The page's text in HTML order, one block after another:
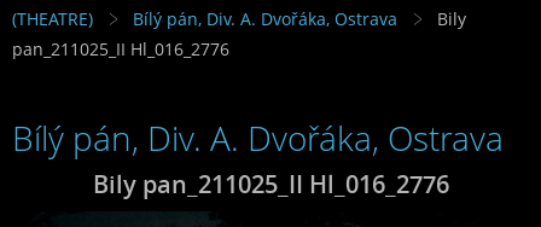
(THEATRE)
Bílý pán, Div. A. Dvořáka, Ostrava
Bily
pan_211025_II Hl_016_2776
Bílý pán, Div. A. Dvořáka, Ostrava
Bily pan_211025_II Hl_016_2776